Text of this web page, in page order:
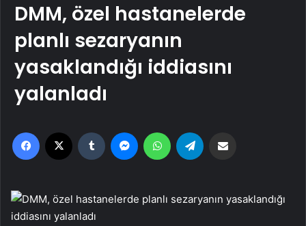
DMM, özel hastanelerde
planlı sezaryanın
yasaklandığı iddiasını
yalanladı
Facebook Tumblr MessengerWhatsApp